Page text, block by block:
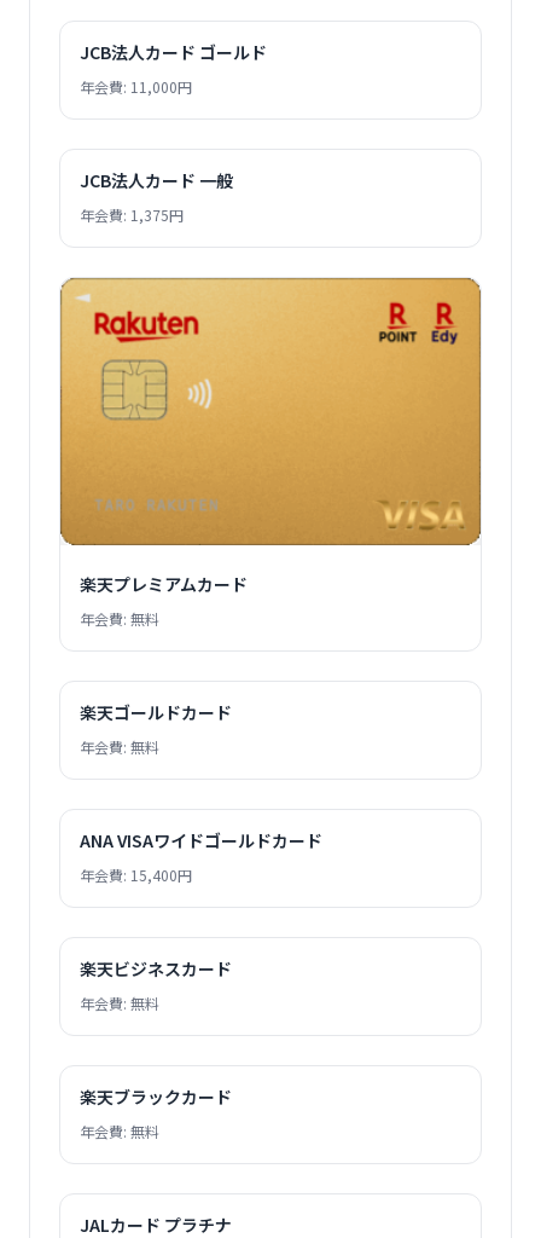
JCB法人カード ゴールド
年会費: 11,000円
JCB法人カード 一般
年会費: 1,375円
楽天プレミアムカード
年会費: 無料
楽天ゴールドカード
年会費: 無料
ANA VISAワイドゴールドカード
年会費: 15,400円
楽天ビジネスカード
年会費: 無料
楽天ブラックカード
年会費: 無料
JALカード プラチナ